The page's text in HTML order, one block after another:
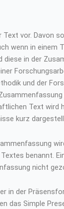
Text vor. Davon
wenn in einem
diese in der
und der
Text wird
kurz
benannt.
nicht
in der
das Simple